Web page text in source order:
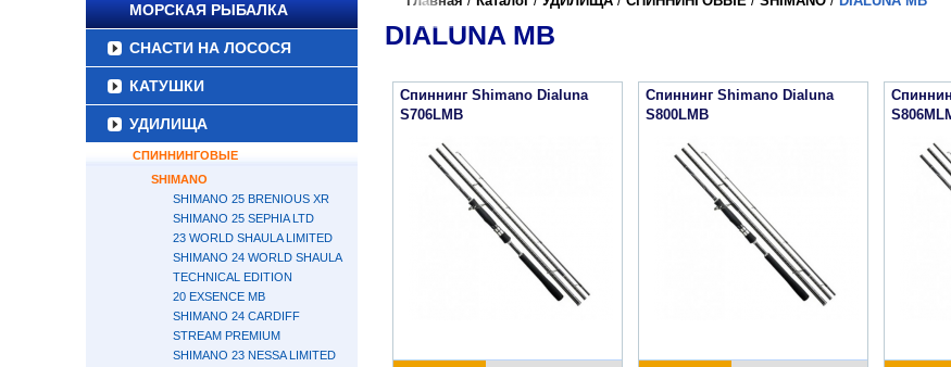
МОРСКАЯ РЫБАЛКА
СНАСТИ НА ЛОСОСЯ
КАТУШКИ
УДИЛИЩА
СПИННИНГОВЫЕ
SHIMANO
SHIMANO 25 BRENIOUS XR
SHIMANO 25 SEPHIA LTD
23 WORLD SHAULA LIMITED
SHIMANO 24 WORLD SHAULA
TECHNICAL EDITION
20 EXSENCE MB
SHIMANO 24 CARDIFF
STREAM PREMIUM
SHIMANO 23 NESSA LIMITED
DIALUNA MB
Спиннинг Shimano Dialuna
S706LMB
Спиннинг Shimano Dialuna
S800LMB